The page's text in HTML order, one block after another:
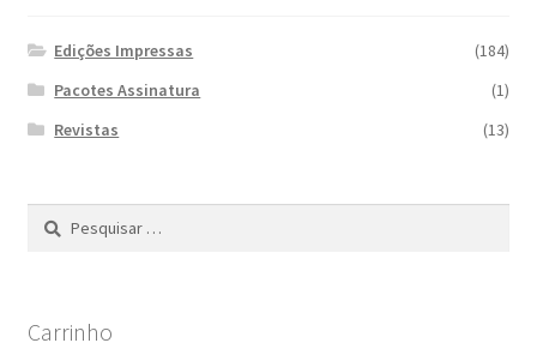
Edições Impressas
(184)
Pacotes Assinatura
(1)
Revistas
(13)
Pesquisar
Carrinho